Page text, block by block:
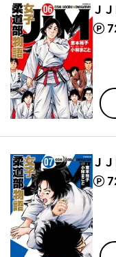
Ｊ
ポイント
Ｊ
ポイント